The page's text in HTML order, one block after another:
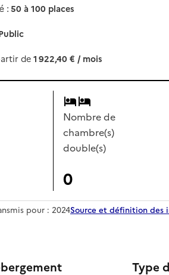
:50 à 100 places
de 1 922,40 € / mois
Nombre de
chambre(s)
double(s)
0
pour : 2024Source et définition des
Type